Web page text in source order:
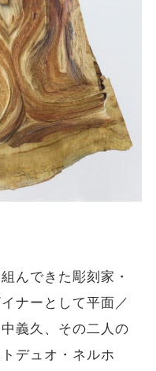
んできた彫刻家・
ナーとして平面／
義久、その二人の
デュオ・ネルホ